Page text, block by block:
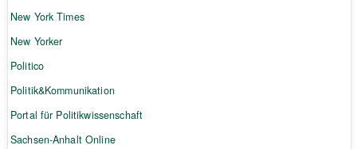
New York Times
New Yorker
Politico
Politik&Kommunikation
Portal für Politikwissenschaft
Sachsen-Anhalt Online